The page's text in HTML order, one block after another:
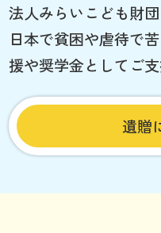
法人みらいこども財
日本で貧困や虐待で
援や奨学金としてご支
遺贈